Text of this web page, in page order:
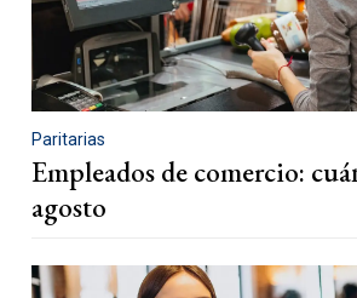
Paritarias
Empleados de comercio:
agosto